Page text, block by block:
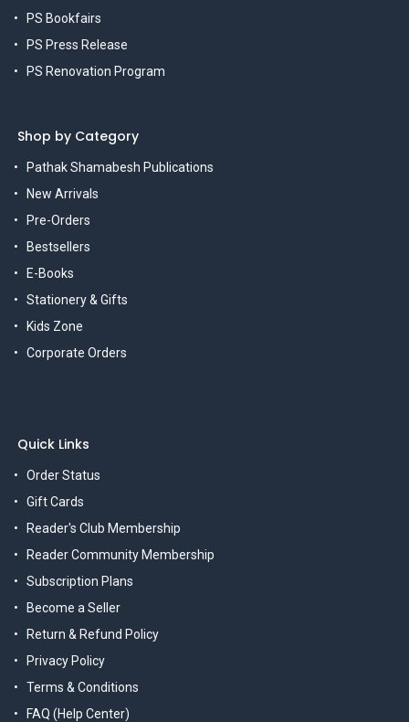
PS Bookfairs
PS Press Release
PS Renovation Program
Shop by Category
Pathak Shamabesh Publications
New Arrivals
Pre-Orders
Bestsellers
E-Books
Stationery & Gifts
Kids Zone
Corporate Orders
Quick Links
Order Status
Gift Cards
Reader's Club Membership
Reader Community Membership
Subscription Plans
Become a Seller
Return & Refund Policy
Privacy Policy
Terms & Conditions
FAQ (Help Center)